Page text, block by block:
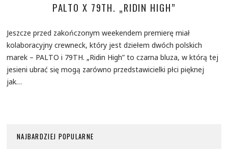
PALTO X 79TH. „RIDIN HIGH”
Jeszcze przed zakończonym weekendem premierę miał
kolaboracyjny crewneck, który jest dziełem dwóch polskich
marek – PALTO i 79TH. „Ridin High” to czarna bluza, w którą tej
jesieni ubrać się mogą zarówno przedstawicielki płci pięknej
jak…
NAJBARDZIEJ POPULARNE